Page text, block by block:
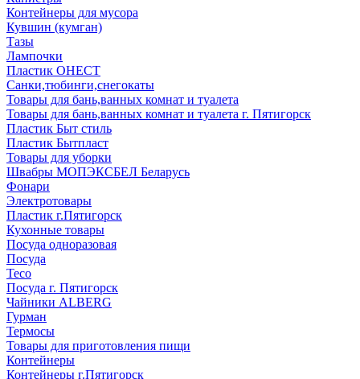
Контейнеры для мусора
Кувшин (кумган)
Тазы
Лампочки
Пластик ОНЕСТ
Санки,тюбинги,снегокаты
Товары для бань,ванных комнат и туалета
Товары для бань,ванных комнат и туалета г. Пятигорск
Пластик Быт стиль
Пластик Бытпласт
Товары для уборки
Швабры МОПЭКСБЕЛ Беларусь
Фонари
Электротовары
Пластик г.Пятигорск
Кухонные товары
Посуда одноразовая
Посуда
Teco
Посуда г. Пятигорск
Чайники ALBERG
Гурман
Термосы
Товары для приготовления пищи
Контейнеры
Контейнеры г.Пятигорск